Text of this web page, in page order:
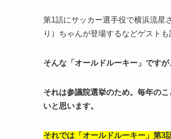
第1話にサッカー選手役で横浜流星
り）ちゃんが登場するなどゲスト
そんな「オールドルーキー」です
それは参議院選挙のため。毎年の
いと思います。
それでは「オールドルーキー」第3